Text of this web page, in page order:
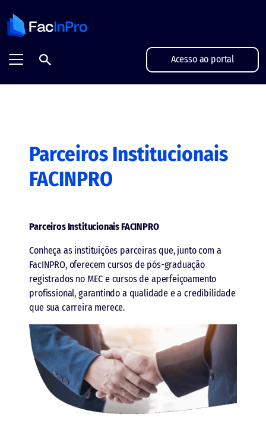
FacInPro - Projetamos grandes
Acesso ao portal
Parceiros Institucionais
FACINPRO
Parceiros Institucionais FACINPRO
Conheça as instituições parceiras que, junto com a
FacINPRO, oferecem cursos de pós-graduação
registrados no MEC e cursos de aperfeiçoamento
profissional, garantindo a qualidade e a credibilidade
que sua carreira merece.